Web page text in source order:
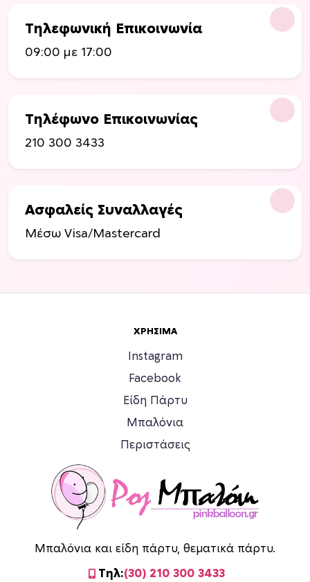
Τηλεφωνική Επικοινωνία
09:00 με 17:00
Τηλέφωνο Επικοινωνίας
210 300 3433
Ασφαλείς Συναλλαγές
Μέσω Visa/Mastercard
ΧΡΉΣΙΜΑ
Instagram
Facebook
Είδη Πάρτυ
Μπαλόνια
Περιστάσεις
Μπαλόνια και είδη πάρτυ, θεματικά πάρτυ.
Τηλ:(30) 210 300 3433